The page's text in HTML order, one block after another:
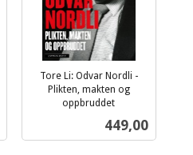
Tore Li: Odvar Nordli -
Plikten, makten og
oppbruddet
Pris
449,00